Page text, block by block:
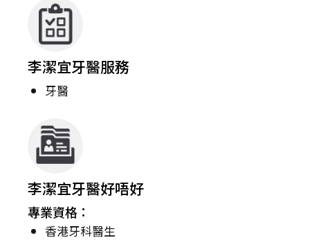
李潔宜牙醫服務
牙醫
李潔宜牙醫好唔好
專業資格：
香港牙科醫生